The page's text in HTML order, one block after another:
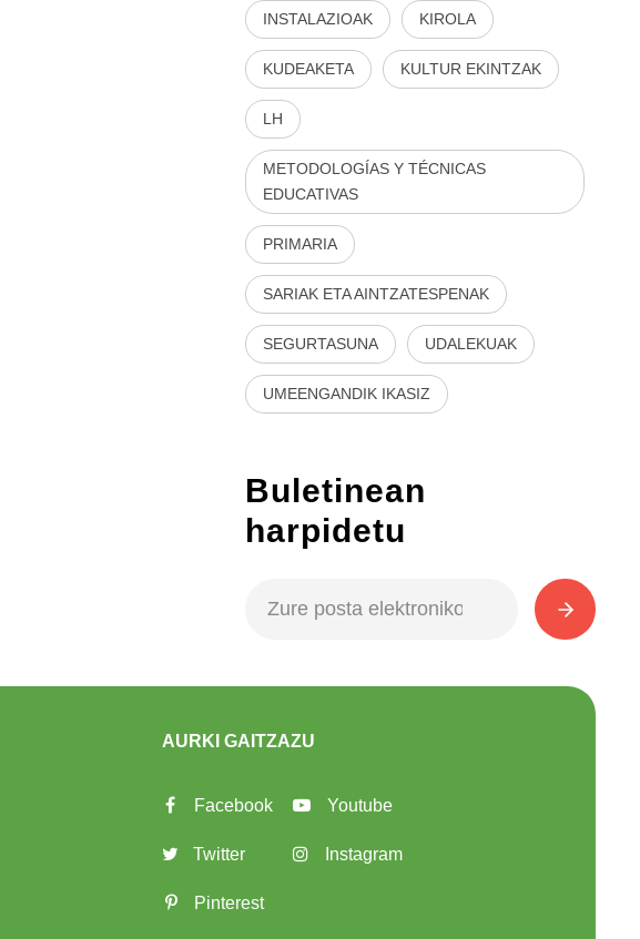
INSTALAZIOAK KIROLA
KUDEAKETA KULTUR EKINTZAK
LH
METODOLOGÍAS Y TÉCNICAS
EDUCATIVAS
PRIMARIA
SARIAK ETA AINTZATESPENAK
SEGURTASUNA UDALEKUAK
UMEENGANDIK IKASIZ
Buletinean
harpidetu
AURKI GAITZAZU
Facebook
Twitter
Pinterest
Youtube
Instagram